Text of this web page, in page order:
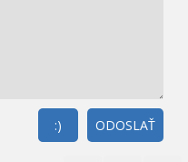
ODOSLAŤ
:)